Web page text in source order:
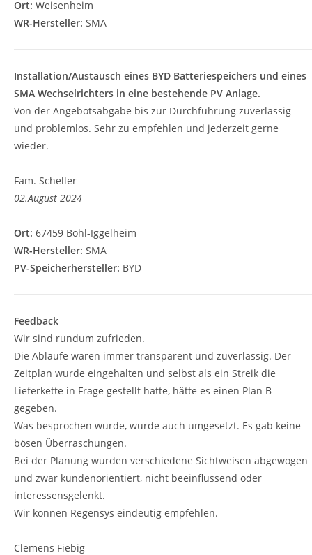
Ort: Weisenheim
WR-Hersteller: SMA
Installation/Austausch eines BYD Batteriespeichers und eines
SMA Wechselrichters in eine bestehende PV Anlage.
Von der Angebotsabgabe bis zur Durchführung zuverlässig
und problemlos. Sehr zu empfehlen und jederzeit gerne
wieder.
Fam. Scheller
02.August 2024
Ort: 67459 Böhl-Iggelheim
WR-Hersteller: SMA
PV-Speicherhersteller: BYD
Feedback
Wir sind rundum zufrieden.
Die Abläufe waren immer transparent und zuverlässig. Der
Zeitplan wurde eingehalten und selbst als ein Streik die
Lieferkette in Frage gestellt hatte, hätte es einen Plan B
gegeben.
Was besprochen wurde, wurde auch umgesetzt. Es gab keine
bösen Überraschungen.
Bei der Planung wurden verschiedene Sichtweisen abgewogen
und zwar kundenorientiert, nicht beeinflussend oder
interessensgelenkt.
Wir können Regensys eindeutig empfehlen.
Clemens Fiebig